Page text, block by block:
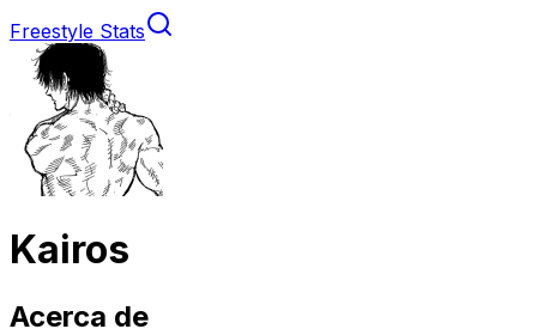
Freestyle Stats
Kairos
Acerca de